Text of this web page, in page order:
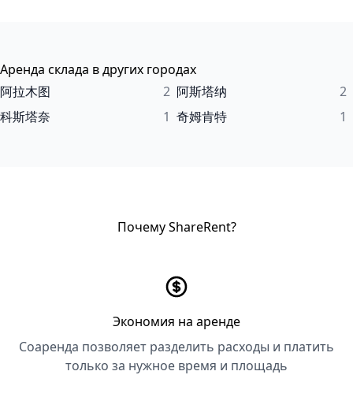
Аренда склада в других городах
阿拉木图
2 阿斯塔纳
2
科斯塔奈
1 奇姆肯特 1
Почему ShareRent?
Экономия на аренде
Соаренда позволяет разделить расходы и платить
только за нужное время и площадь